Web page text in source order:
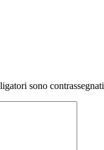
sono contrassegnati